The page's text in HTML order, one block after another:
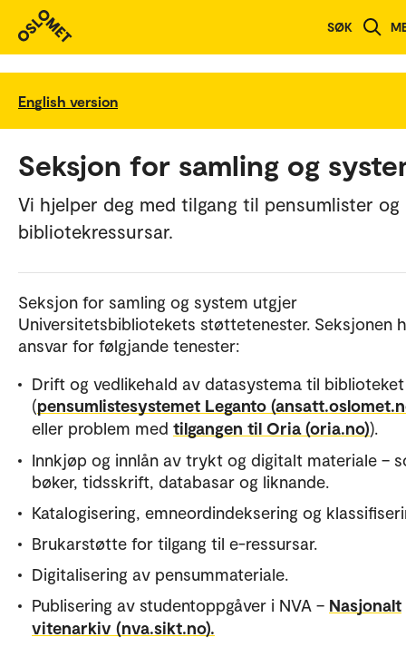
SØK
English version
Seksjon for samling og
Vi hjelper deg med tilgang til pensumlister og
bibliotekressursar.
Seksjon for samling og system utgjer
Universitetsbibliotekets støttetenester. Seksjonen
ansvar for følgjande tenester:
Drift og vedlikehald av datasystema til biblioteket
(pensumlistesystemet Leganto
eller problem med tilgangen til Oria (oria.no)).
Innkjøp og innlån av trykt og digitalt materiale –
bøker, tidsskrift, databasar og liknande.
Katalogisering, emneordindeksering og
Brukarstøtte for tilgang til e-ressursar.
Digitalisering av pensummateriale.
Publisering av studentoppgåver i NVA – Nasjonalt
vitenarkiv (nva.sikt.no).